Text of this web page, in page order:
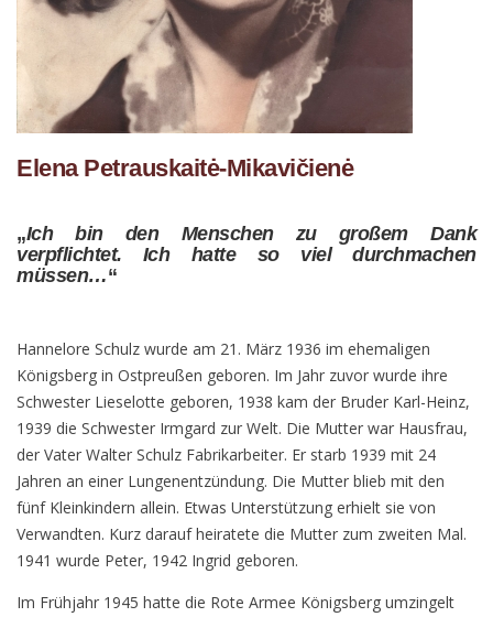
Elena Petrauskaitė-Mikavičienė
„Ich bin den Menschen zu großem Dank
verpflichtet. Ich hatte so viel durchmachen
müssen…“
Hannelore Schulz wurde am 21. März 1936 im ehemaligen
Königsberg in Ostpreußen geboren. Im Jahr zuvor wurde ihre
Schwester Lieselotte geboren, 1938 kam der Bruder Karl-Heinz,
1939 die Schwester Irmgard zur Welt. Die Mutter war Hausfrau,
der Vater Walter Schulz Fabrikarbeiter. Er starb 1939 mit 24
Jahren an einer Lungenentzündung. Die Mutter blieb mit den
fünf Kleinkindern allein. Etwas Unterstützung erhielt sie von
Verwandten. Kurz darauf heiratete die Mutter zum zweiten Mal.
1941 wurde Peter, 1942 Ingrid geboren.
Im Frühjahr 1945 hatte die Rote Armee Königsberg umzingelt